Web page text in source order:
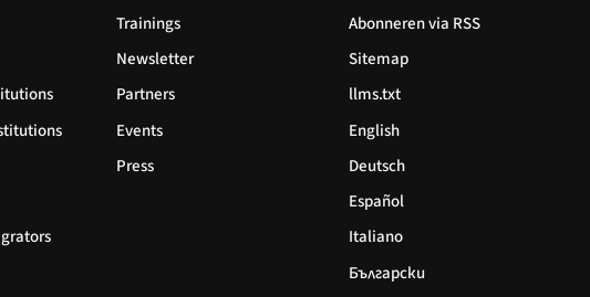
Trainings
Newsletter
Partners
Events
Press
Abonneren via RSS
Sitemap
llms.txt
English
Deutsch
Español
Italiano
Български